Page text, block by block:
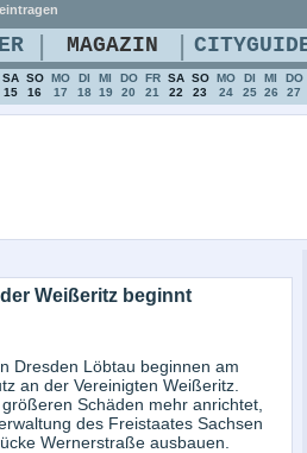
Weißeritz beginnt
Dresden Löbtau beginnen am
an der Vereinigten Weißeritz.
Schäden mehr anrichtet,
des Freistaates Sachsen
Wernerstraße ausbauen.
| MAGAZIN |
SA
15
SO
16
MO
17
DI
18
MI
19
DO
20
FR
21
SA
22
SO
23
MO
24
DI
25
MI
26
DO
27